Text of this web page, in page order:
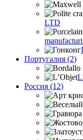
LTD
Португалия (2)
Россия (12)